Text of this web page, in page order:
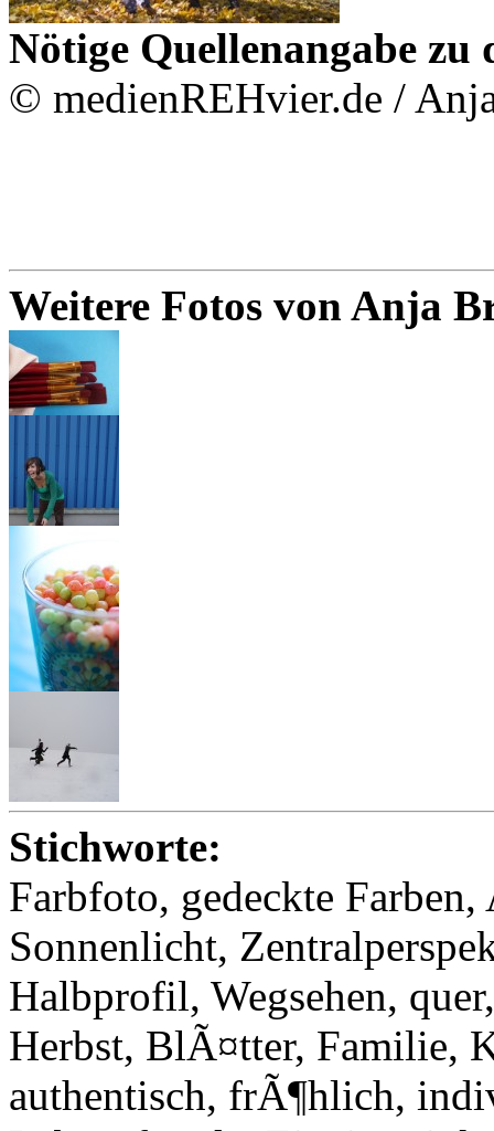
Nötige Quellenangabe zu
© medienREHvier.de /
Weitere Fotos von Anja
Stichworte:
Farbfoto, gedeckte
Sonnenlicht,
Halbprofil, Wegsehen,
Herbst, BlÃ¤tter, Familie,
authentisch, frÃ¶hlich,